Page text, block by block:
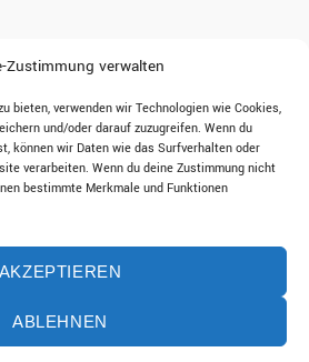
Zustimmung verwalten
bieten, verwenden wir Technologien wie Cookies,
und/oder darauf zuzugreifen. Wenn du
können wir Daten wie das Surfverhalten oder
verarbeiten. Wenn du deine Zustimmung nicht
bestimmte Merkmale und Funktionen
AKZEPTIEREN
ABLEHNEN